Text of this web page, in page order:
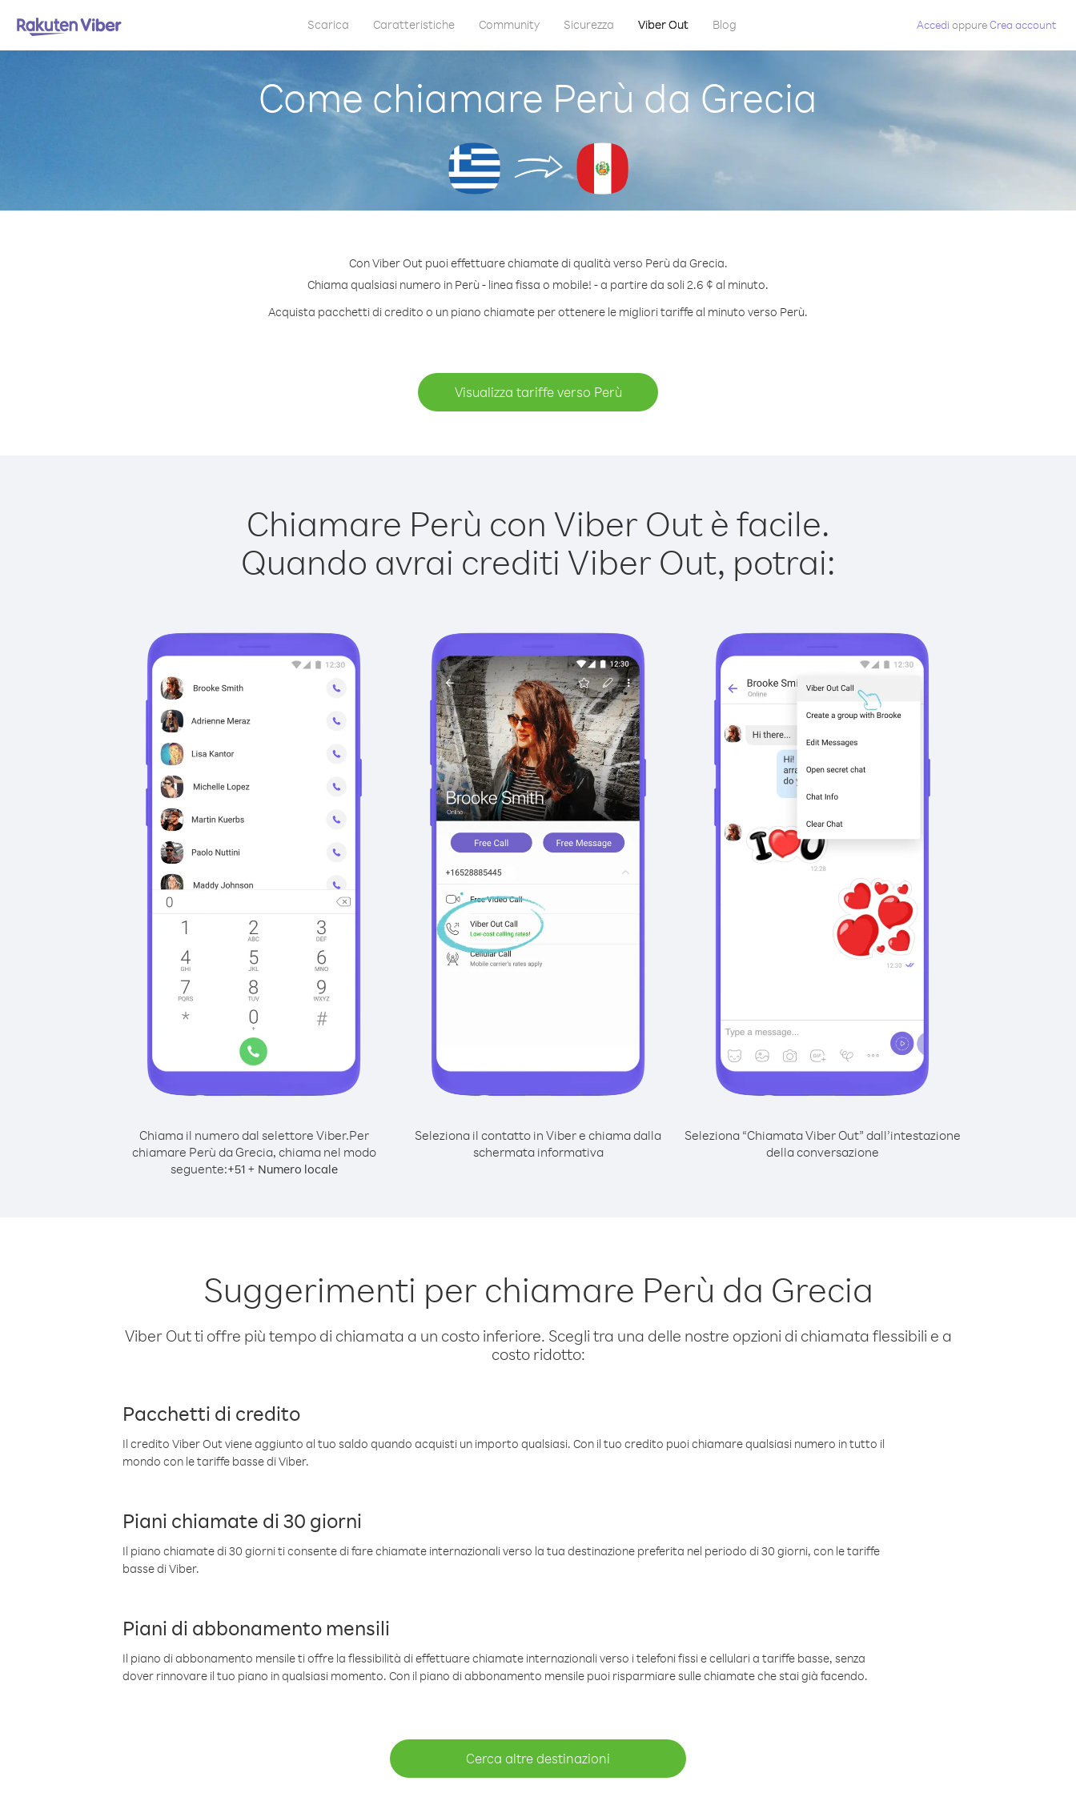
Scarica Caratteristiche Community Sicurezza Viber Out Blog Accedi oppureCrea account
Come chiamare Perù da Grecia
Con Viber Out puoi effettuare chiamate di qualità verso Perù da Grecia.
Chiama qualsiasi numero in Perù - linea fissa o mobile! - a partire da soli 2.6 ¢ al minuto.
Acquista pacchetti di credito o un piano chiamate per ottenere le migliori tariffe al minuto verso Perù.
Visualizza tariffe verso Perù
Chiamare Perù con Viber Out è facile.
Quando avrai crediti Viber Out, potrai:
Chiama il numero dal selettore Viber.Per
chiamare Perù da Grecia, chiama nel modo
seguente:+51+ Numero locale
Seleziona il contatto in Viber e chiama dalla
schermata informativa
Seleziona “Chiamata Viber Out” dall’intestazione
della conversazione
Suggerimenti per chiamare Perù da Grecia
Viber Out ti offre più tempo di chiamata a un costo inferiore. Scegli tra una delle nostre opzioni di chiamata flessibili e a
costo ridotto:
Pacchetti di credito
Il credito Viber Out viene aggiunto al tuo saldo quando acquisti un importo qualsiasi. Con il tuo credito puoi chiamare qualsiasi numero in tutto il
mondo con le tariffe basse di Viber.
Piani chiamate di 30 giorni
Il piano chiamate di 30 giorni ti consente di fare chiamate internazionali verso la tua destinazione preferita nel periodo di 30 giorni, con le tariffe
basse di Viber.
Piani di abbonamento mensili
Il piano di abbonamento mensile ti offre la flessibilità di effettuare chiamate internazionali verso i telefoni fissi e cellulari a tariffe basse, senza
dover rinnovare il tuo piano in qualsiasi momento. Con il piano di abbonamento mensile puoi risparmiare sulle chiamate che stai già facendo.
Cerca altre destinazioni